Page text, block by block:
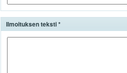
Ilmoituksen teksti